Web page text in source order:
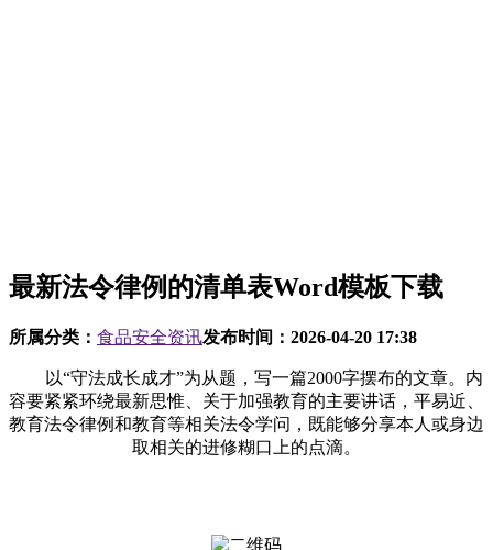
最新法令律例的清单表Word模板下载
所属分类： 食品安全资讯发布时间： 2026-04-20 17:38
以“守法成长成才”为从题，写一篇2000字摆布的文章。内
容要紧紧环绕最新思惟、关于加强教育的主要讲话，平易近、
教育法令律例和教育等相关法令学问，既能够分享本人或身边
取相关的进修糊口上的点滴。